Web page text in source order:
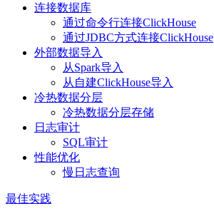
连接数据库
通过命令行连接ClickHouse
通过JDBC方式连接ClickHouse
外部数据导入
从Spark导入
从自建ClickHouse导入
冷热数据分层
冷热数据分层存储
日志审计
SQL审计
性能优化
慢日志查询
最佳实践